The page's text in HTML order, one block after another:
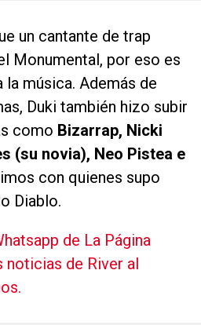
un cantante de trap
Monumental, por eso es
música. Además de
Duki también hizo subir
como Bizarrap, Nicki
(su novia), Neo Pistea e
con quienes supo
Diablo.
de La Página
de River al